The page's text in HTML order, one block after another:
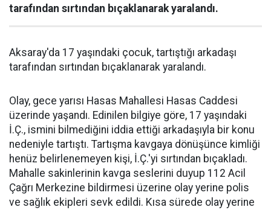
tarafından sırtından bıçaklanarak yaralandı.
Aksaray'da 17 yaşındaki çocuk, tartıştığı arkadaşı
tarafından sırtından bıçaklanarak yaralandı.
Olay, gece yarısı Hasas Mahallesi Hasas Caddesi
üzerinde yaşandı. Edinilen bilgiye göre, 17 yaşındaki
İ.Ç., ismini bilmediğini iddia ettiği arkadaşıyla bir konu
nedeniyle tartıştı. Tartışma kavgaya dönüşünce kimliği
henüz belirlenemeyen kişi, İ.Ç.'yi sırtından bıçakladı.
Mahalle sakinlerinin kavga seslerini duyup 112 Acil
Çağrı Merkezine bildirmesi üzerine olay yerine polis
ve sağlık ekipleri sevk edildi. Kısa sürede olay yerine